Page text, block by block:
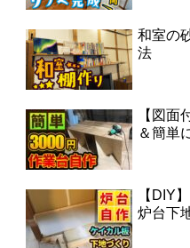
和室の
法
【図面
＆簡単
【DIY
炉台下